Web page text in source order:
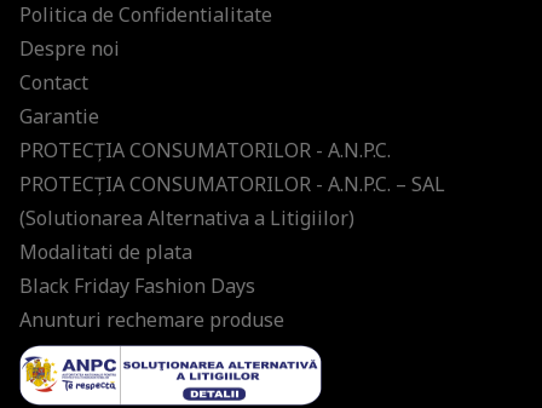
Politica de Confidentialitate
Despre noi
Contact
Garantie
PROTECŢIA CONSUMATORILOR - A.N.P.C.
PROTECŢIA CONSUMATORILOR - A.N.P.C. – SAL
(Solutionarea Alternativa a Litigiilor)
Modalitati de plata
Black Friday Fashion Days
Anunturi rechemare produse